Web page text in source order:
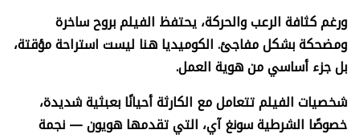
ورغم كثافة الرعب والحركة، يحتفظ الفيلم بروح ساخرة
ومضحكة بشكل مفاجئ. الكوميديا هنا ليست استراحة مؤقتة،
بل جزء أساسي من هوية العمل.
شخصيات الفيلم تتعامل مع الكارثة أحيانًا بعبثية شديدة،
خصوصًا الشرطية سونغ آي، التي تقدمها هويون — نجمة